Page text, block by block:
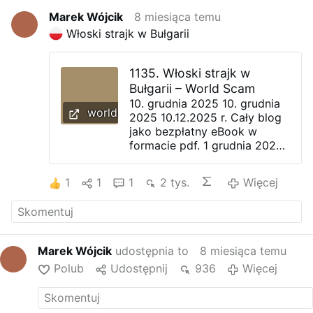
Marek Wójcik
8 miesiąca temu
Włoski strajk w Bułgarii
world-scam.com
1135. Włoski strajk w
Bułgarii – World Scam
10. grudnia 2025 10. grudnia
2025 10.12.2025 r. Cały blog
jako bezpłatny eBook w
formacie pdf. 1 grudnia 2025
nigdy nie spodziewałaby się
po tym kraju: Powstali; Stawili
ciągu kilku godzin rząd
wycofał wszystkie nowe
prawa, regulacje i podwyżki
1 1 1 2 tys. Więcej
Marek Wójcik udostępnia to
8 miesiąca temu
Polub
Udostępnij 936 Więcej